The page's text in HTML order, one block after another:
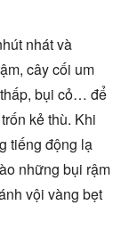
nhát và
cây cối um
bụi cỏ… để
kẻ thù. Khi
tiếng động lạ
những bụi rậm
vội vàng bẹt